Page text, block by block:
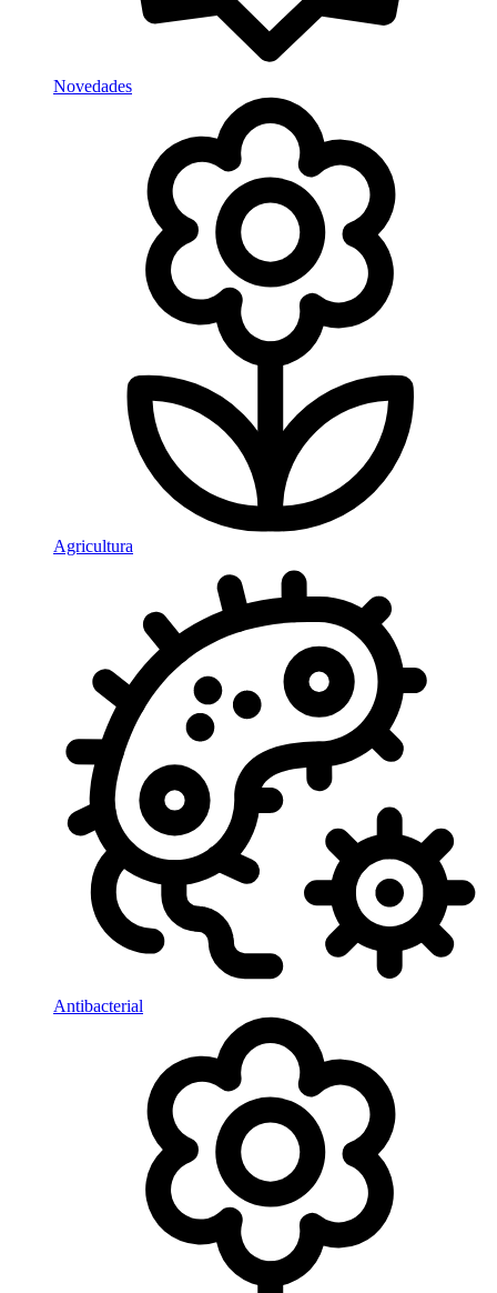
Novedades
Agricultura
Antibacterial